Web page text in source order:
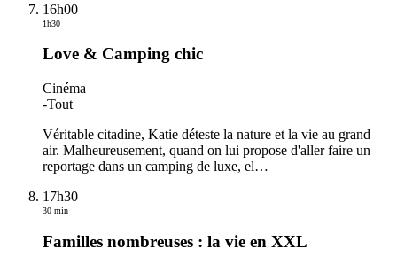
16h00
1h30
Love & Camping chic
Cinéma
-Tout
Véritable citadine, Katie déteste la nature et la vie au grand
air. Malheureusement, quand on lui propose d'aller faire un
reportage dans un camping de luxe, el…
17h30
30 min
Familles nombreuses : la vie en XXL